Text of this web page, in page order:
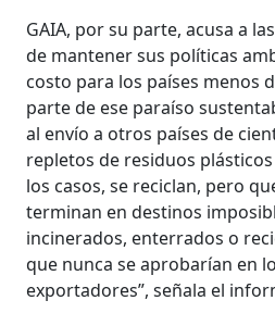
GAIA, por su parte, acusa a
de mantener sus políticas
costo para los países menos
parte de ese paraíso
al envío a otros países de
repletos de residuos
los casos, se reciclan, pero
terminan en destinos
incinerados, enterrados o
que nunca se aprobarían en
exportadores”, señala el